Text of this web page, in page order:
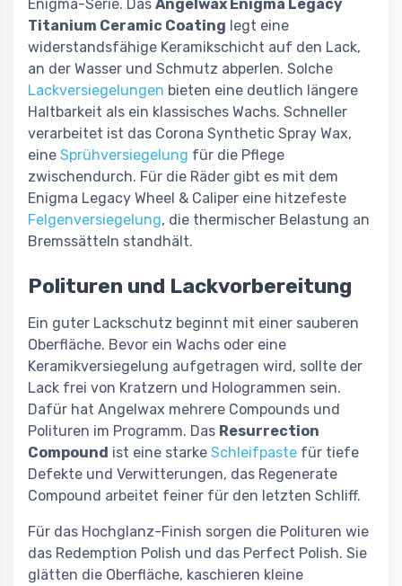
Enigma-Serie. Das Angelwax Enigma Legacy
Titanium Ceramic Coating legt eine
widerstandsfähige Keramikschicht auf den Lack,
an der Wasser und Schmutz abperlen. Solche
Lackversiegelungen bieten eine deutlich längere
Haltbarkeit als ein klassisches Wachs. Schneller
verarbeitet ist das Corona Synthetic Spray Wax,
eine Sprühversiegelung für die Pflege
zwischendurch. Für die Räder gibt es mit dem
Enigma Legacy Wheel & Caliper eine hitzefeste
Felgenversiegelung, die thermischer Belastung an
Bremssätteln standhält.
Polituren und Lackvorbereitung
Ein guter Lackschutz beginnt mit einer sauberen
Oberfläche. Bevor ein Wachs oder eine
Keramikversiegelung aufgetragen wird, sollte der
Lack frei von Kratzern und Hologrammen sein.
Dafür hat Angelwax mehrere Compounds und
Polituren im Programm. Das Resurrection
Compound ist eine starke Schleifpaste für tiefe
Defekte und Verwitterungen, das Regenerate
Compound arbeitet feiner für den letzten Schliff.
Für das Hochglanz-Finish sorgen die Polituren wie
das Redemption Polish und das Perfect Polish. Sie
glätten die Oberfläche, kaschieren kleine